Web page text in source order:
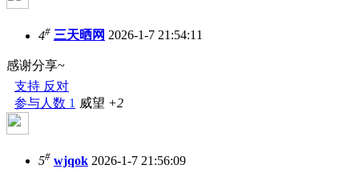
4# 三天晒网 2026-1-7 21:54:11
感谢分享~
支持 反对
参与人数 1 威望 +2
5# wjqok 2026-1-7 21:56:09